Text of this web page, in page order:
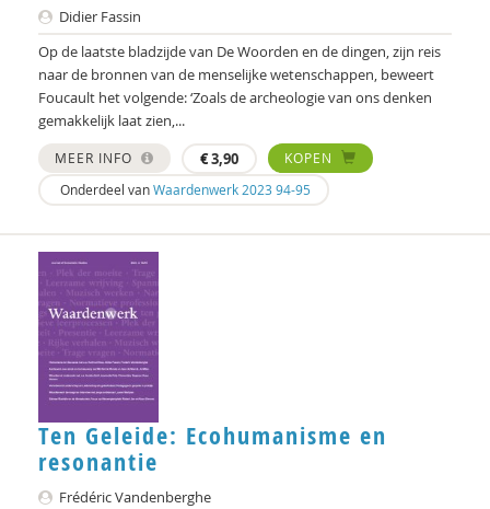
Didier Fassin
Op de laatste bladzijde van De Woorden en de dingen, zijn reis
naar de bronnen van de menselijke wetenschappen, beweert
Foucault het volgende: ‘Zoals de archeologie van ons denken
gemakkelijk laat zien,...
MEER INFO €3,90
KOPEN
Onderdeel vanWaardenwerk 2023 94-95
Ten Geleide: Ecohumanisme en
resonantie
Frédéric Vandenberghe